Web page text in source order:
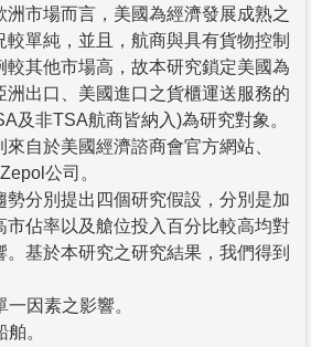
市場而言，美國為經濟發展成熟之
單純，並且，航商與具有貨物控制
較其他市場高，故本研究鎖定美國為
洲出口、美國進口之貨櫃運送服務的
及非TSA航商皆納入)為研究對象。
自於美國經濟諮商會官方網站、
公司。
勢分別提出四個研究假設，分別是加
市佔率以及艙位投入百分比較高均對
基於本研究之研究結果，我們得到
因素之影響。
。